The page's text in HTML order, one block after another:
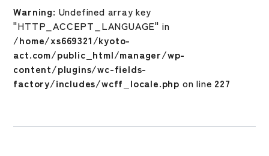
ィ
ル
ド
ラ
イ
ブ
ド
Warning: Undefined array key
"HTTP_ACCEPT_LANGUAGE" in
/home/xs669321/kyoto-
act.com/public_html/manager/wp-
content/plugins/wc-fields-
factory/includes/wcff_locale.php on line 227